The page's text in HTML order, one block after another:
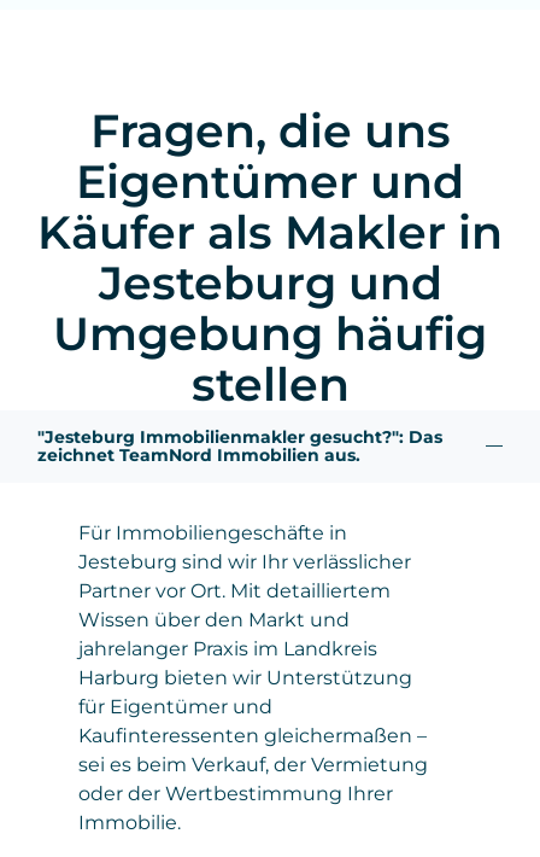
Fragen, die uns
Eigentümer und
Käufer als Makler in
Jesteburg und
Umgebung häufig
stellen
"Jesteburg Immobilienmakler gesucht?": Das
zeichnet TeamNord Immobilien aus.
Für Immobiliengeschäfte in
Jesteburg sind wir Ihr verlässlicher
Partner vor Ort. Mit detailliertem
Wissen über den Markt und
jahrelanger Praxis im Landkreis
Harburg bieten wir Unterstützung
für Eigentümer und
Kaufinteressenten gleichermaßen –
sei es beim Verkauf, der Vermietung
oder der Wertbestimmung Ihrer
Immobilie.